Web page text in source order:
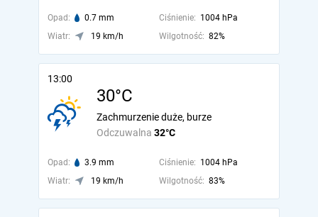
Opad: 0.7 mm Ciśnienie: 1004 hPa
Wiatr:
19 km/h Wilgotność: 82%
13:00
30°C
Odczuwalna 32°C
Zachmurzenie duże, burze
Opad: 3.9 mm Ciśnienie: 1004 hPa
Wiatr:
19 km/h Wilgotność: 83%